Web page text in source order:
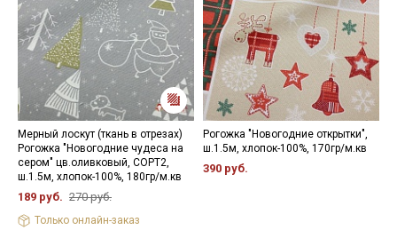
Мерный лоскут (ткань в отрезах)
Рогожка "Новогодние чудеса на
сером" цв.оливковый, СОРТ2,
ш.1.5м, хлопок-100%, 180гр/м.кв
189 руб. 270 руб.
Только онлайн-заказ
Рогожка "Новогодние открытки",
ш.1.5м, хлопок-100%, 170гр/м.кв
390 руб.